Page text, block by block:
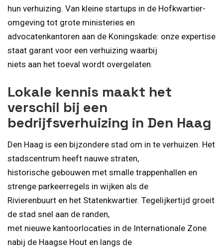
hun verhuizing. Van kleine startups in de Hofkwartier-
omgeving tot grote ministeries en
advocatenkantoren aan de Koningskade: onze expertise
staat garant voor een verhuizing waarbij
niets aan het toeval wordt overgelaten.
Lokale kennis maakt het
verschil bij een
bedrijfsverhuizing in Den Haag
Den Haag is een bijzondere stad om in te verhuizen. Het
stadscentrum heeft nauwe straten,
historische gebouwen met smalle trappenhallen en
strenge parkeerregels in wijken als de
Rivierenbuurt en het Statenkwartier. Tegelijkertijd groeit
de stad snel aan de randen,
met nieuwe kantoorlocaties in de Internationale Zone
nabij de Haagse Hout en langs de